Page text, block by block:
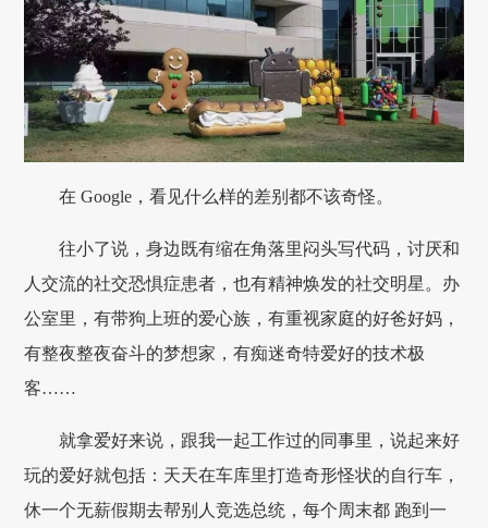
在 Google，看见什么样的差别都不该奇怪。
往小了说，身边既有缩在角落里闷头写代码，讨厌和
人交流的社交恐惧症患者，也有精神焕发的社交明星。办
公室里，有带狗上班的爱心族，有重视家庭的好爸好妈，
有整夜整夜奋斗的梦想家，有痴迷奇特爱好的技术极
客……
就拿爱好来说，跟我一起工作过的同事里，说起来好
玩的爱好就包括：天天在车库里打造奇形怪状的自行车，
休一个无薪假期去帮别人竞选总统，每个周末都 跑到一